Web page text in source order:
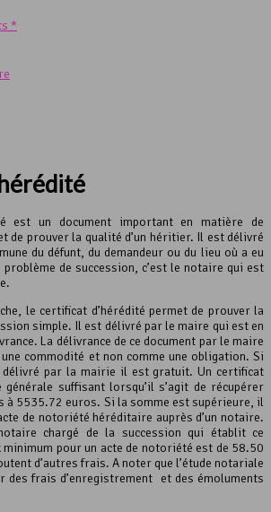
*
est un document important en matière de
de prouver la qualité d’un héritier. Il est délivré
du défunt, du demandeur ou du lieu où a eu
problème de succession, c’est le notaire qui est
le certificat d’hérédité permet de prouver la
simple. Il est délivré par le maire qui est en
La délivrance de ce document par le maire
commodité et non comme une obligation. Si
délivré par la mairie il est gratuit. Un certificat
générale suffisant lorsqu’il s’agit de récupérer
à 5535.72 euros. Si la somme est supérieure, il
de notoriété héréditaire auprès d’un notaire.
chargé de la succession qui établit ce
minimum pour un acte de notoriété est de 58.50
d’autres frais. A noter que l’étude notariale
des frais d’enregistrement et des émoluments